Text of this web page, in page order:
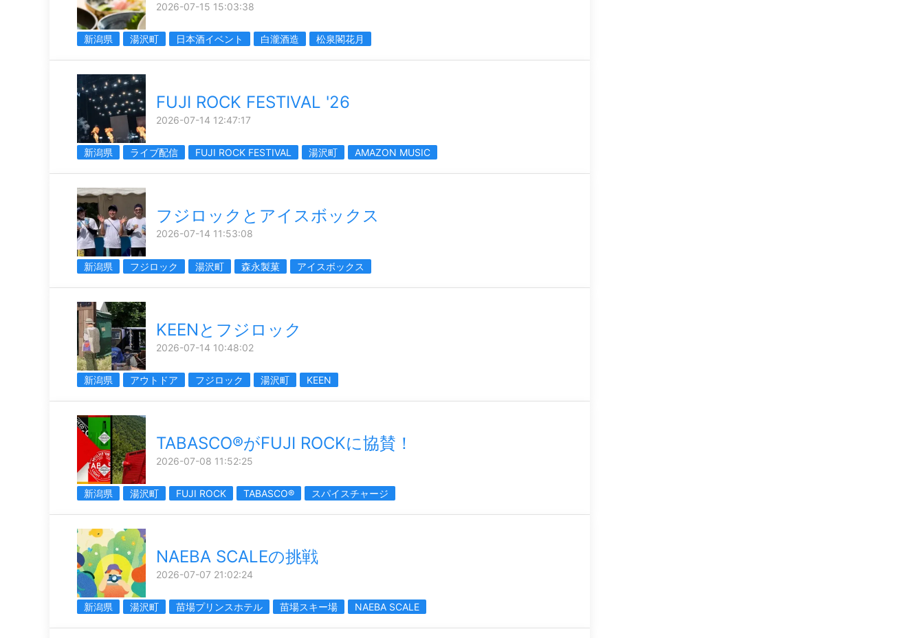
2026-07-15 15:03:38
新潟県 湯沢町 日本酒イベント 白瀧酒造 松泉閣花月
FUJI ROCK FESTIVAL '26
2026-07-14 12:47:17
新潟県 ライブ配信 FUJI ROCK FESTIVAL 湯沢町 AMAZON MUSIC
フジロックとアイスボックス
2026-07-14 11:53:08
新潟県 フジロック 湯沢町 森永製菓 アイスボックス
KEENとフジロック
2026-07-14 10:48:02
新潟県 アウトドア フジロック 湯沢町 KEEN
TABASCO®がFUJI ROCKに協賛！
2026-07-08 11:52:25
新潟県 湯沢町 FUJI ROCK TABASCO® スパイスチャージ
NAEBA SCALEの挑戦
2026-07-07 21:02:24
新潟県 湯沢町 苗場プリンスホテル 苗場スキー場 NAEBA SCALE